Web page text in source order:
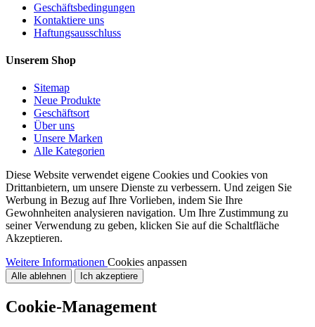
Geschäftsbedingungen
Kontaktiere uns
Haftungsausschluss
Unserem Shop
Sitemap
Neue Produkte
Geschäftsort
Über uns
Unsere Marken
Alle Kategorien
Diese Website verwendet eigene Cookies und Cookies von
Drittanbietern, um unsere Dienste zu verbessern. Und zeigen Sie
Werbung in Bezug auf Ihre Vorlieben, indem Sie Ihre
Gewohnheiten analysieren navigation. Um Ihre Zustimmung zu
seiner Verwendung zu geben, klicken Sie auf die Schaltfläche
Akzeptieren.
Weitere Informationen Cookies anpassen
Alle ablehnen Ich akzeptiere
Cookie-Management